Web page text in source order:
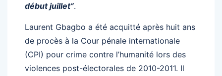
début juillet”.
Laurent Gbagbo a été acquitté après huit ans
de procès à la Cour pénale internationale
(CPI) pour crime contre l’humanité lors des
violences post-électorales de 2010-2011. Il